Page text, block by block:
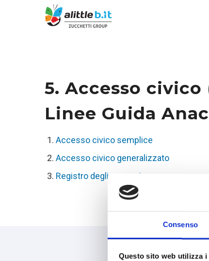
Consenso
Questo sito web utilizza i
5. Accesso civico
Linee Guida
Accesso civico semplice
Accesso civico generalizzato
Registro degli accessi